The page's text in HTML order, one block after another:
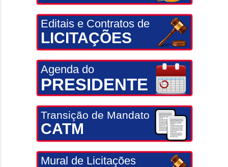
Editais e Contratos de
LICITAÇÕES
Agenda do
PRESIDENTE
Transição de Mandato
CATM
Mural de Licitações